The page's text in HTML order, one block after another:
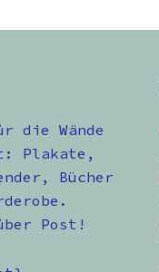
die Wände
Plakate,
Bücher
Post!